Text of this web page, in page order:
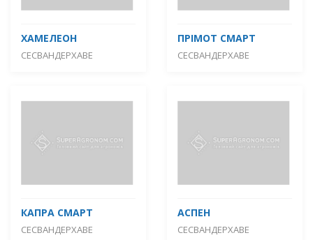
ХАМЕЛЕОН
СЕСВАНДЕРХАВЕ
ПРІМОТ СМАРТ
СЕСВАНДЕРХАВЕ
КАПРА СМАРТ
СЕСВАНДЕРХАВЕ
АСПЕН
СЕСВАНДЕРХАВЕ